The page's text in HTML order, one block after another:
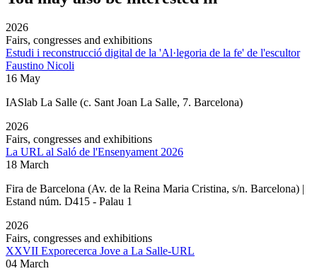
2026
Fairs, congresses and exhibitions
Estudi i reconstrucció digital de la 'Al·legoria de la fe' de l'escultor
Faustino Nicoli
16 May
IASlab La Salle (c. Sant Joan La Salle, 7. Barcelona)
2026
Fairs, congresses and exhibitions
La URL al Saló de l'Ensenyament 2026
18 March
Fira de Barcelona (Av. de la Reina Maria Cristina, s/n. Barcelona) |
Estand núm. D415 - Palau 1
2026
Fairs, congresses and exhibitions
XXVII Exporecerca Jove a La Salle-URL
04 March